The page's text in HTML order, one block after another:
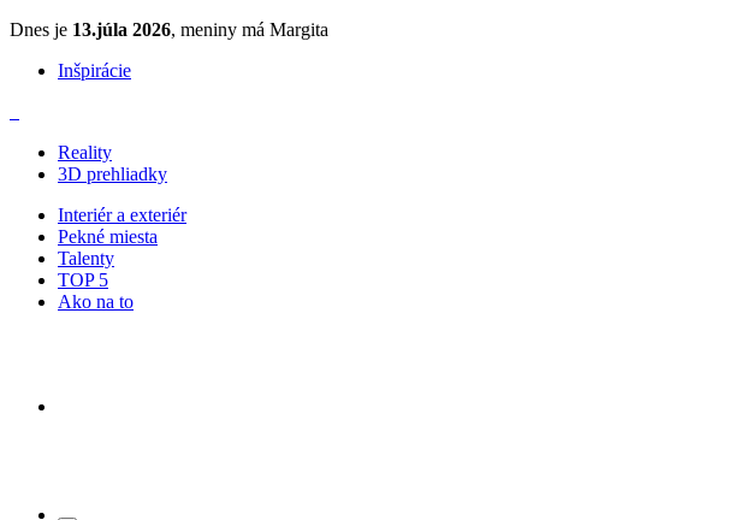
Dnes je 13.júla 2026, meniny má Margita
Inšpirácie
Reality
3D prehliadky
Interiér a exteriér
Pekné miesta
Talenty
TOP 5
Ako na to